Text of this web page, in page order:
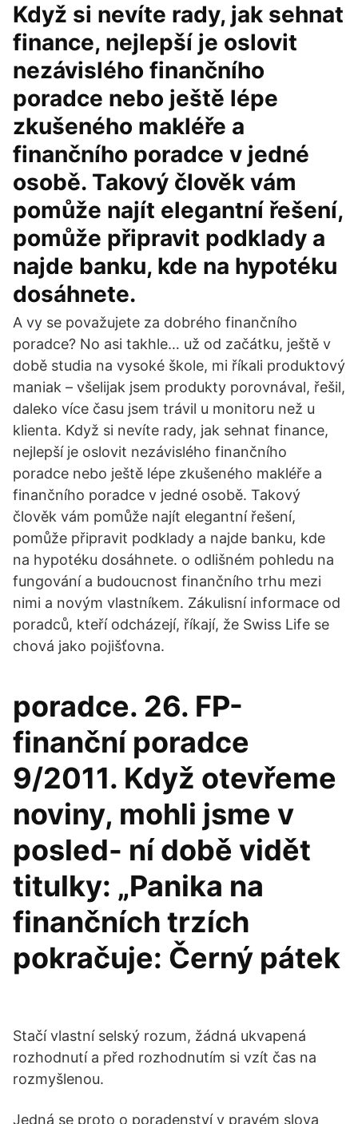
Když si nevíte rady, jak sehnat
finance, nejlepší je oslovit
nezávislého finančního
poradce nebo ještě lépe
zkušeného makléře a
finančního poradce v jedné
osobě. Takový člověk vám
pomůže najít elegantní řešení,
pomůže připravit podklady a
najde banku, kde na hypotéku
dosáhnete.
A vy se považujete za dobrého finančního
poradce? No asi takhle… už od začátku, ještě v
době studia na vysoké škole, mi říkali produktový
maniak – všelijak jsem produkty porovnával, řešil,
daleko více času jsem trávil u monitoru než u
klienta. Když si nevíte rady, jak sehnat finance,
nejlepší je oslovit nezávislého finančního
poradce nebo ještě lépe zkušeného makléře a
finančního poradce v jedné osobě. Takový
člověk vám pomůže najít elegantní řešení,
pomůže připravit podklady a najde banku, kde
na hypotéku dosáhnete. o odlišném pohledu na
fungování a budoucnost finančního trhu mezi
nimi a novým vlastníkem. Zákulisní informace od
poradců, kteří odcházejí, říkají, že Swiss Life se
chová jako pojišťovna.
poradce. 26. FP-
finanční poradce
9/2011. Když otevřeme
noviny, mohli jsme v
posled- ní době vidět
titulky: „Panika na
finančních trzích
pokračuje: Černý pátek
Stačí vlastní selský rozum, žádná ukvapená
rozhodnutí a před rozhodnutím si vzít čas na
rozmyšlenou.
Jedná se proto o poradenství v pravém slova